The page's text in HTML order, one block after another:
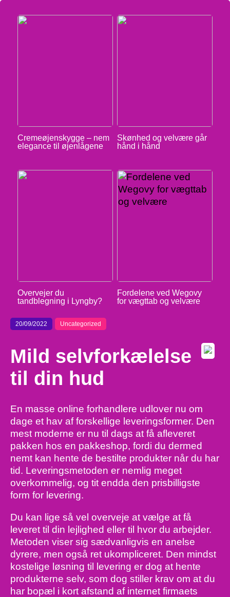
Cremeøjenskygge – nem
elegance til øjenlågene
Skønhed og velvære går
hånd i hånd
Overvejer du
tandblegning i Lyngby?
Fordelene ved Wegovy
for vægttab og velvære
20/09/2022 Uncategorized
Mild selvforkælelse
til din hud
En masse online forhandlere udlover nu om
dage et hav af forskellige leveringsformer. Den
mest moderne er nu til dags at få afleveret
pakken hos en pakkeshop, fordi du dermed
nemt kan hente de bestilte produkter når du har
tid. Leveringsmetoden er nemlig meget
overkommelig, og tit endda den prisbilligste
form for levering.
Du kan lige så vel overveje at vælge at få
leveret til din lejlighed eller til hvor du arbejder.
Metoden viser sig sædvanligvis en anelse
dyrere, men også ret ukompliceret. Den mindst
kostelige løsning til levering er dog at hente
produkterne selv, som dog stiller krav om at du
har bopæl i kort afstand af internet firmaets